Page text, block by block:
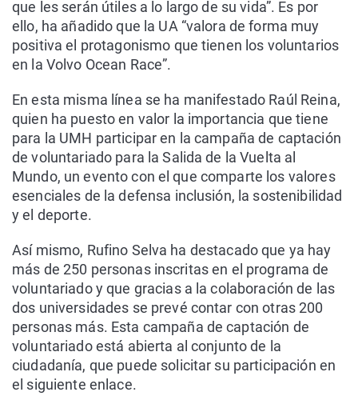
que les serán útiles a lo largo de su vida”. Es por
ello, ha añadido que la UA “valora de forma muy
positiva el protagonismo que tienen los voluntarios
en la Volvo Ocean Race”.
En esta misma línea se ha manifestado Raúl Reina,
quien ha puesto en valor la importancia que tiene
para la UMH participar en la campaña de captación
de voluntariado para la Salida de la Vuelta al
Mundo, un evento con el que comparte los valores
esenciales de la defensa inclusión, la sostenibilidad
y el deporte.
Así mismo, Rufino Selva ha destacado que ya hay
más de 250 personas inscritas en el programa de
voluntariado y que gracias a la colaboración de las
dos universidades se prevé contar con otras 200
personas más. Esta campaña de captación de
voluntariado está abierta al conjunto de la
ciudadanía, que puede solicitar su participación en
el siguiente enlace.